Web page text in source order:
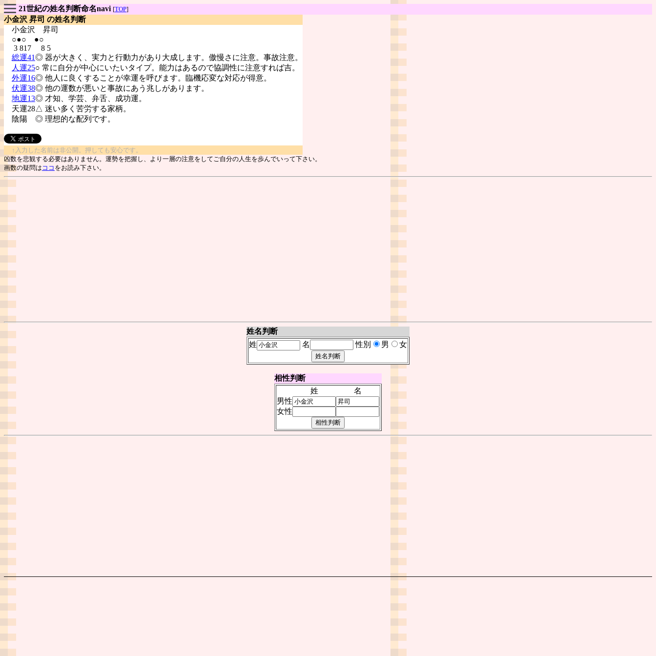
21世紀の姓名判断命名navi [TOP]
小金沢 昇司 の姓名判断
小金沢 昇司
○●○ ●○
3 817 8 5
総運41◎ 器が大きく、実力と行動力があり大成します。傲慢さに注意。事故注意。
人運25○ 常に自分が中心にいたいタイプ。能力はあるので協調性に注意すれば吉。
外運16◎ 他人に良くすることが幸運を呼びます。臨機応変な対応が得意。
伏運38◎ 他の運数が悪いと事故にあう兆しがあります。
地運13◎ 才知、学芸、弁舌、成功運。
天運28△ 迷い多く苦労する家柄。
陰陽 ◎ 理想的な配列です。
↑入力した名前は非公開。押しても安心です。
凶数を悲観する必要はありません。運勢を把握し、より一層の注意をしてご自分の人生を歩んでいって下さい。
画数の疑問は ココ をお読み下さい。
姓名判断
姓
名 性別 男 女
相性判断
姓
名
男性
女性